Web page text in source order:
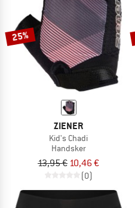
25%
ZIENER
Kid's Chadi
Handsker
13,95 € 10,46 €
(0)